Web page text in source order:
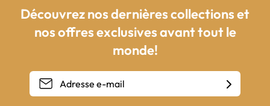
Découvrez nos dernières collections et
nos offres exclusives avant tout le
monde!